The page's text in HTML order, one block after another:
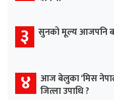
३ सुनको मूल्य आजपनि
४ आज बेलुका ‘मिस
जित्ला उपाधि ?